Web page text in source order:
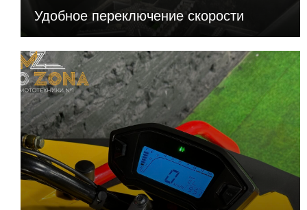
ПОДВЕСКА
Задние амортизаторы регулируемые
Передние амортизаторы регулируемые
Удобное переключение скорости